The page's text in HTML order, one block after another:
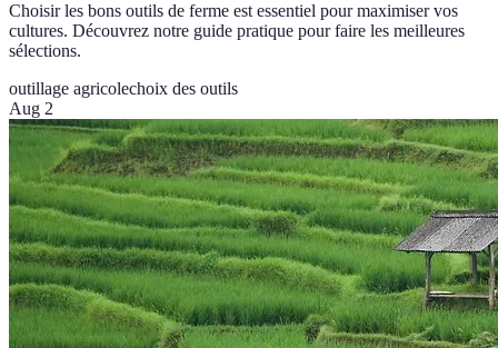
Choisir les bons outils de ferme est essentiel pour maximiser vos
cultures. Découvrez notre guide pratique pour faire les meilleures
sélections.
outillage agricolechoix des outils
Aug 2